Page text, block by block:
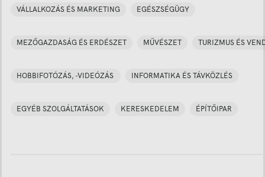
VÁLLALKOZÁS ÉS MARKETING EGÉSZSÉGÜGY
MEZŐGAZDASÁG ÉS ERDÉSZET MŰVÉSZET TURIZMUS ÉS
HOBBIFOTÓZÁS, -VIDEÓZÁS INFORMATIKA ÉS TÁVKÖZLÉS
EGYÉB SZOLGÁLTATÁSOK KERESKEDELEM ÉPÍTŐIPAR